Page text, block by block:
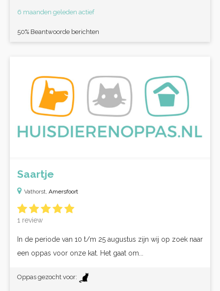
6 maanden geleden actief
50% Beantwoorde berichten
Saartje
Vathorst, Amersfoort
1 review
In de periode van 10 t/m 25 augustus zijn wij op zoek naar
een oppas voor onze kat. Het gaat om...
Oppas gezocht voor: